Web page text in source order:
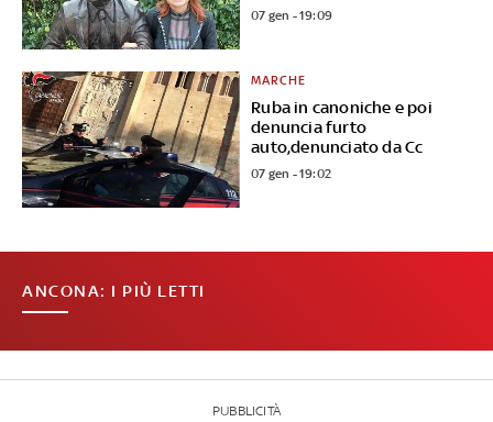
07 gen - 19:09
Ruba in canoniche e poi
denuncia furto
auto,denunciato da Cc
MARCHE
07 gen - 19:02
ANCONA: I PIÙ LETTI
PUBBLICITÀ